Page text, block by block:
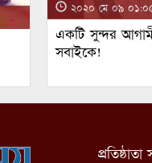
২০২০ মে ০৯
একটি সুন্দর
সবাইকে!